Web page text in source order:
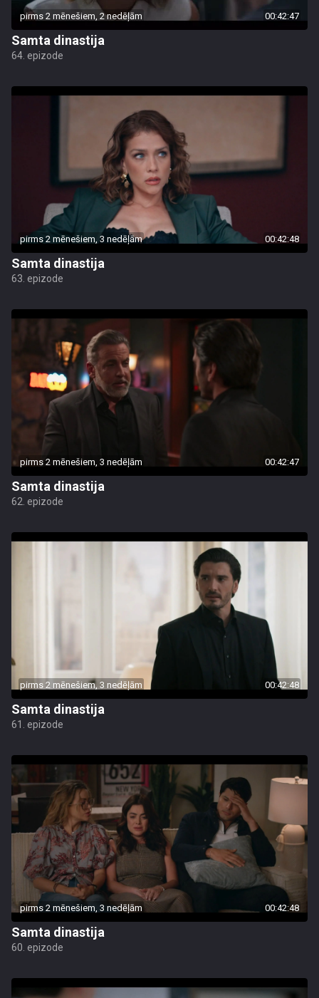
pirms 2 mēnešiem, 2 nedēļām 00:42:47
Samta dinastija
64. epizode
pirms 2 mēnešiem, 3 nedēļām 00:42:48
Samta dinastija
63. epizode
pirms 2 mēnešiem, 3 nedēļām 00:42:47
Samta dinastija
62. epizode
pirms 2 mēnešiem, 3 nedēļām 00:42:48
Samta dinastija
61. epizode
pirms 2 mēnešiem, 3 nedēļām 00:42:48
Samta dinastija
60. epizode